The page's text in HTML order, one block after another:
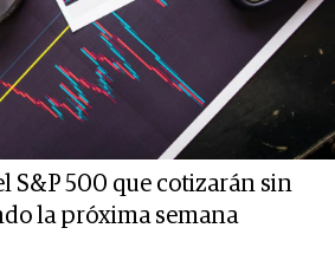
S&P 500 que cotizarán sin
la próxima semana